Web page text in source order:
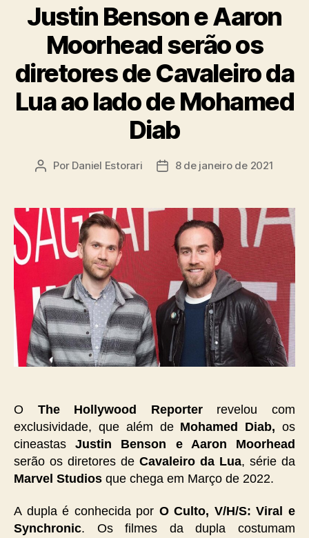
Justin Benson e Aaron
Moorhead serão os
diretores de Cavaleiro da
Lua ao lado de Mohamed
Diab
Autor
Por Daniel Estorari
Data8 de janeiro de 2021
O The Hollywood Reporterrevelou com
exclusividade, que além de Mohamed Diab, os
cineastas Justin Benson e Aaron Moorhead
serão os diretores de Cavaleiro da Lua, série da
Marvel Studios que chega em Março de 2022.
A dupla é conhecida por O Culto, V/H/S: Viral e
Synchronic. Os filmes da dupla costumam